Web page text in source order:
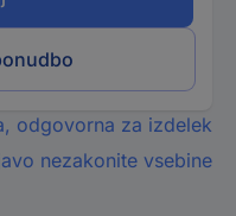
odgovorna za izdelek
nezakonite vsebine